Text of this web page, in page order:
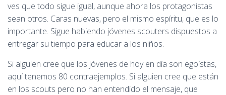
ves que todo sigue igual, aunque ahora los protagonistas
sean otros. Caras nuevas, pero el mismo espíritu, que es lo
importante. Sigue habiendo jóvenes scouters dispuestos a
entregar su tiempo para educar a los niños.
Si alguien cree que los jóvenes de hoy en día son egoístas,
aquí tenemos 80 contraejemplos. Si alguien cree que están
en los scouts pero no han entendido el mensaje, que